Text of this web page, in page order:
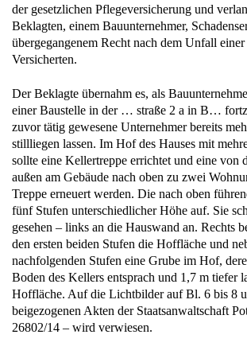
der gesetzlichen Pflegeversicherung und
Beklagten, einem Bauunternehmer,
übergegangenem Recht nach dem Unfall
Versicherten.
Der Beklagte übernahm es, als
einer Baustelle in der … straße 2 a in B…
zuvor tätig gewesene Unternehmer bereits
stillliegen lassen. Im Hof des Hauses mit
sollte eine Kellertreppe errichtet und eine von
außen am Gebäude nach oben zu zwei
Treppe erneuert werden. Die nach oben
fünf Stufen unterschiedlicher Höhe auf. Sie
gesehen – links an die Hauswand an. Rechts
den ersten beiden Stufen die Hoffläche und
nachfolgenden Stufen eine Grube im Hof,
Boden des Kellers entsprach und 1,7 m tiefer
Hoffläche. Auf die Lichtbilder auf Bl. 6 bis 8
beigezogenen Akten der Staatsanwaltschaft
26802/14 – wird verwiesen.